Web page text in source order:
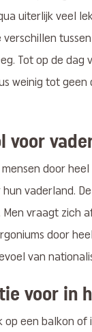
uiterlijk veel
Tot op de dag
weinig tot
voor
door
vaderland.
vraagt zich
door
van
voor in
op een balkon